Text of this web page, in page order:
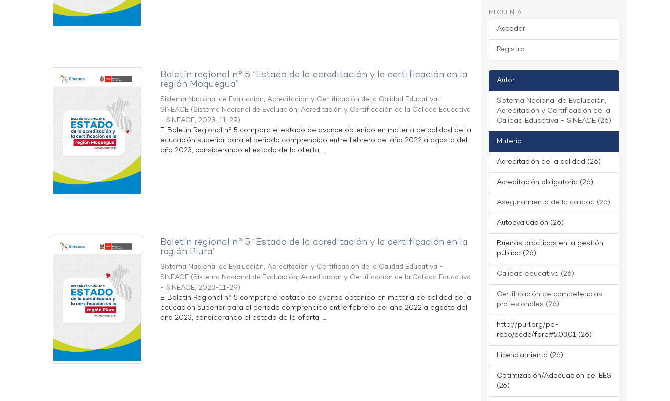
Boletín regional n° 5 “Estado de la acreditación y la certificación en la
región Moquegua”
Sistema Nacional de Evaluación, Acreditación y Certificación de la Calidad Educativa -
SINEACE (Sistema Nacional de Evaluación, Acreditación y Certificación de la Calidad Educativa
- SINEACE, 2023-11-29)
El Boletín Regional n° 5 compara el estado de avance obtenido en materia de calidad de la
educación superior para el periodo comprendido entre febrero del año 2022 a agosto del
año 2023, considerando el estado de la oferta, ...
Boletín regional n° 5 “Estado de la acreditación y la certificación en la
región Piura”
Sistema Nacional de Evaluación, Acreditación y Certificación de la Calidad Educativa -
SINEACE (Sistema Nacional de Evaluación, Acreditación y Certificación de la Calidad Educativa
- SINEACE, 2023-11-29)
El Boletín Regional n° 5 compara el estado de avance obtenido en materia de calidad de la
educación superior para el periodo comprendido entre febrero del año 2022 a agosto del
año 2023, considerando el estado de la oferta, ...
MI CUENTA
Acceder
Registro
Autor
Sistema Nacional de Evaluación,
Acreditación y Certificación de la
Calidad Educativa - SINEACE (26)
Materia
Acreditación de la calidad (26)
Acreditación obligatoria (26)
Aseguramiento de la calidad (26)
Autoevaluación (26)
Buenas prácticas en la gestión
pública (26)
Calidad educativa (26)
Certificación de competencias
profesionales (26)
http://purl.org/pe-
repo/ocde/ford#5.03.01 (26)
Licenciamiento (26)
Optimización/Adecuación de IEES
(26)